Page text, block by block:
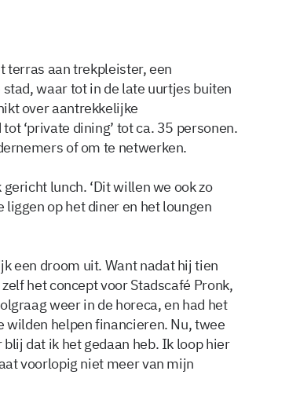
terras aan trekpleister, een
waar tot in de late uurtjes buiten
over aantrekkelijke
‘private dining’ tot ca. 35 personen.
of om te netwerken.
lunch. ‘Dit willen we ook zo
op het diner en het loungen
een droom uit. Want nadat hij tien
het concept voor Stadscafé Pronk,
weer in de horeca, en had het
wilden helpen financieren. Nu, twee
dat ik het gedaan heb. Ik loop hier
voorlopig niet meer van mijn